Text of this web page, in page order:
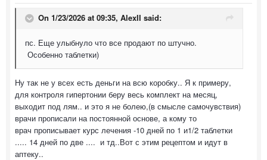
On 1/23/2026 at 09:35, AlexII said:
пс. Еще улыбнуло что все продают по штучно.
Особенно таблетки)
Ну так не у всех есть деньги на всю коробку.. Я к примеру,
для контроля гипертонии беру весь комплект на месяц,
выходит под лям.. и это я не болею,(в смысле самочувствия)
врачи прописали на постоянной основе, а кому то
врач прописывает курс лечения -10 дней по 1 и1/2 таблетки
..... 14 дней по две .... и тд..Вот с этим рецептом и идут в
аптеку..